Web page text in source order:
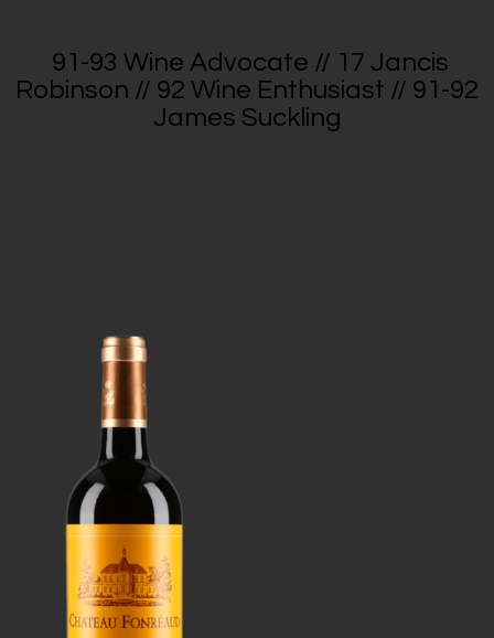
91-93 Wine Advocate // 17 Jancis
Robinson // 92 Wine Enthusiast // 91-92
James Suckling